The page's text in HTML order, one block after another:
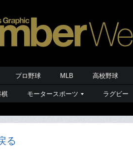
プロ野球 MLB 高校野球
棋 モータースポーツ ラグビー
る